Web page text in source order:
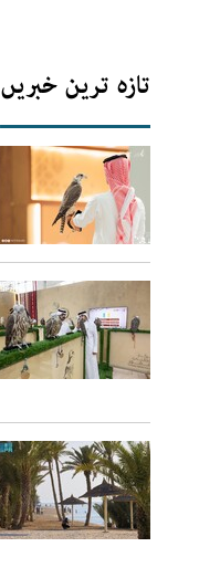
تازہ ترین خبریں